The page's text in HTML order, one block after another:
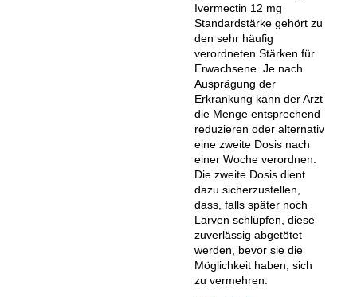
Ivermectin 12 mg
Standardstärke gehört zu
den sehr häufig
verordneten Stärken für
Erwachsene. Je nach
Ausprägung der
Erkrankung kann der Arzt
die Menge entsprechend
reduzieren oder alternativ
eine zweite Dosis nach
einer Woche verordnen.
Die zweite Dosis dient
dazu sicherzustellen,
dass, falls später noch
Larven schlüpfen, diese
zuverlässig abgetötet
werden, bevor sie die
Möglichkeit haben, sich
zu vermehren.